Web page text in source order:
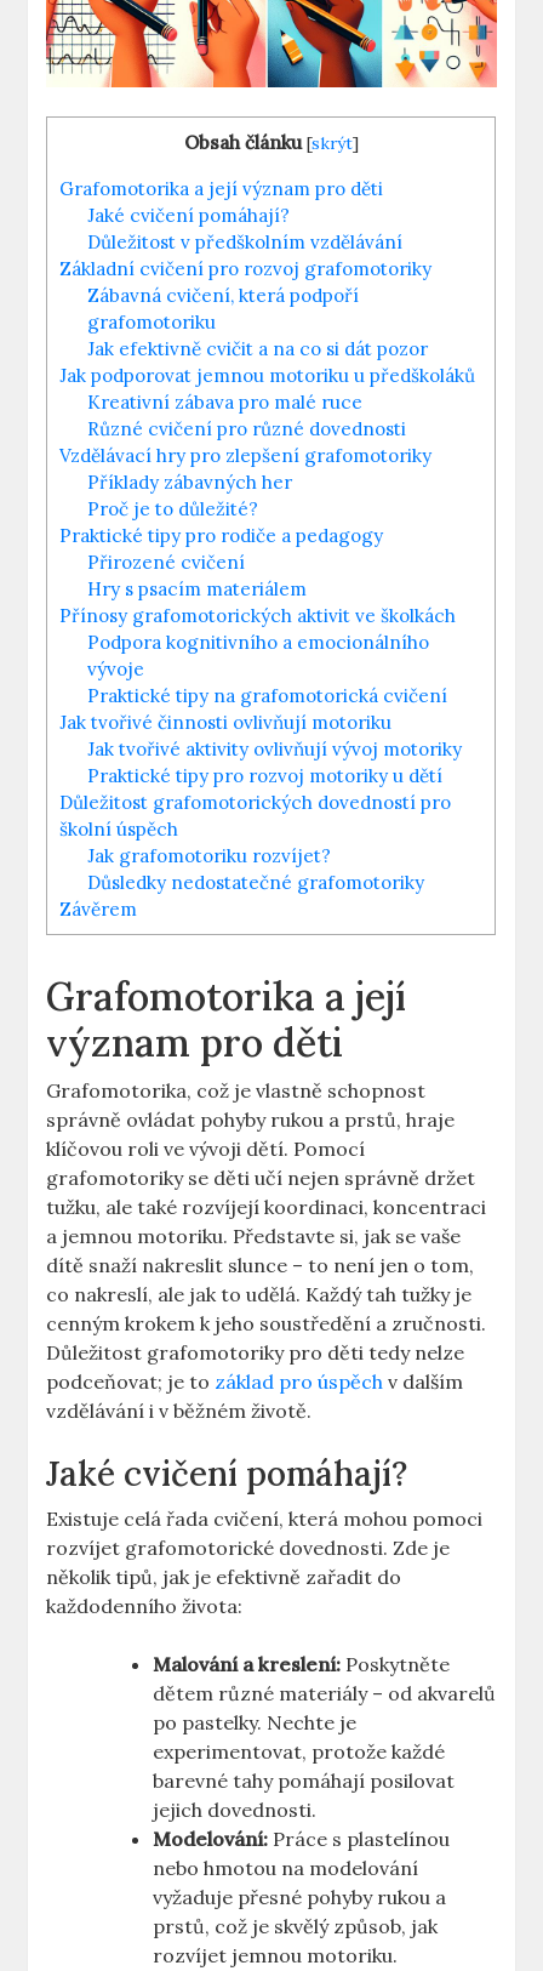
Obsah článku [skrýt]
Grafomotorika a její význam pro ‌děti
Jaké cvičení pomáhají?
Důležitost v předškolním vzdělávání
Základní‍ cvičení ‌pro rozvoj grafomotoriky
Zábavná cvičení, která podpoří
grafomotoriku
Jak​ efektivně cvičit a na co si dát pozor
Jak podporovat jemnou motoriku u ⁣předškoláků
Kreativní zábava pro malé ruce
Různé cvičení pro různé dovednosti
Vzdělávací hry pro zlepšení grafomotoriky
Příklady zábavných her
Proč je to důležité?
Praktické tipy ‌pro rodiče a ‌pedagogy
Přirozené cvičení
Hry​ s​ psacím materiálem
Přínosy ‌grafomotorických aktivit ve⁢ školkách
Podpora kognitivního a ​emocionálního
‍vývoje
Praktické tipy na‌ grafomotorická⁢ cvičení
Jak ​tvořivé ⁢činnosti ovlivňují motoriku
Jak⁣ tvořivé aktivity‌ ovlivňují vývoj motoriky
Praktické tipy pro rozvoj motoriky u dětí
Důležitost grafomotorických dovedností pro
školní úspěch
Jak grafomotoriku rozvíjet?
Důsledky nedostatečné‌ grafomotoriky
Závěrem
Grafomotorika a její
význam pro ‌děti
Grafomotorika, ​což je vlastně⁤ schopnost ​
správně‌ ovládat pohyby rukou a prstů, hraje
⁤klíčovou ‍roli ve‍ vývoji dětí. Pomocí
grafomotoriky se děti učí nejen správně držet⁣
tužku, ale také rozvíjejí koordinaci, koncentraci⁢
a jemnou motoriku. Představte si, jak se vaše
dítě snaží ‌nakreslit slunce⁤ – to ⁢není‌ jen ⁣o tom,
co​ nakreslí,⁢ ale jak ⁣to‌ udělá. Každý tah tužky⁤ je‍
cenným krokem‍ k jeho⁣ soustředění a ⁣zručnosti.
Důležitost grafomotoriky ⁣pro děti tedy nelze
podceňovat;​ je​ to základ pro úspěch v dalším
vzdělávání i v běžném životě.
Jaké cvičení pomáhají?
Existuje celá⁣ řada ‌cvičení,⁢ která ‌mohou pomoci
⁣rozvíjet grafomotorické dovednosti. Zde je
několik tipů, jak je⁣ efektivně zařadit do
každodenního života:
Malování a kreslení: Poskytněte
dětem různé ⁤materiály –⁢ od akvarelů
po pastelky. Nechte ​je
experimentovat, protože ⁤každé‌
barevné tahy pomáhají ‌posilovat
jejich dovednosti.
Modelování: Práce ‌s plastelínou
nebo ‌hmotou na modelování
vyžaduje přesné pohyby ‌rukou a
prstů, což je ‌skvělý⁣ způsob, ‍jak
rozvíjet jemnou​ motoriku.